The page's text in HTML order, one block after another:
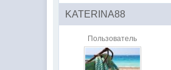
KATERINA88
Пользователь